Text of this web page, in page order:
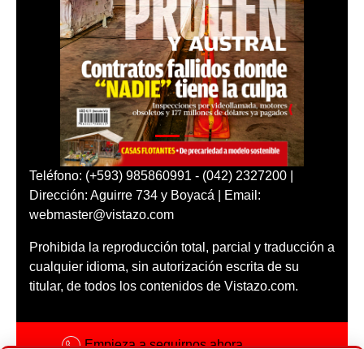
Teléfono: (+593) 985860991 - (042) 2327200 |
Dirección: Aguirre 734 y Boyacá | Email:
webmaster@vistazo.com
Prohibida la reproducción total, parcial y traducción a
cualquier idioma, sin autorización escrita de su
titular, de todos los contenidos de Vistazo.com.
Empieza a seguirnos ahora